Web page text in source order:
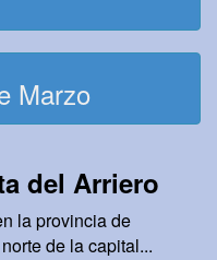
Marzo
del Arriero
la provincia de
de la capital...